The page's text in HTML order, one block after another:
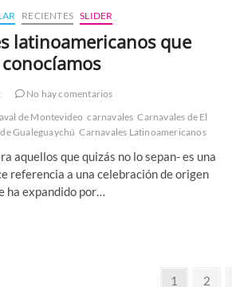
RECIENTES SLIDER
latinoamericanos que
No hay comentarios
de Montevideo carnavales Carnavales de El
Gualeguaychú Carnavales Latinoamericanos
aquellos que quizás no lo sepan- es una
referencia a una celebración de origen
ha expandido por…
Página
1 Página
2